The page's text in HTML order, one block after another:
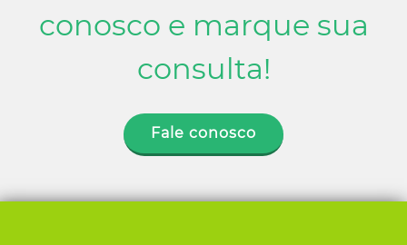
conosco e marque sua
consulta!
Fale conosco